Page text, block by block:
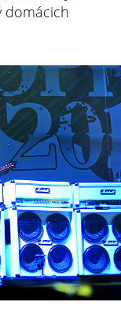
domácich